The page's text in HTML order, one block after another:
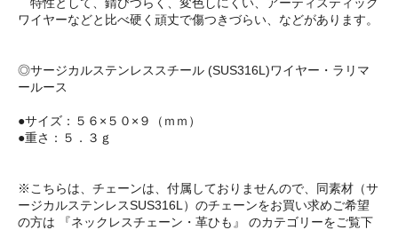
ワイヤーなどと比べ硬く頑丈で傷つきづらい、などがあります。
◎サージカルステンレススチール (SUS316L)ワイヤー・ラリマ
ールース
●サイズ：５６×５０×９（ｍｍ）
●重さ：５．３ｇ
※こちらは、チェーンは、付属しておりませんので、同素材（サ
ージカルステンレスSUS316L）のチェーンをお買い求めご希望
の方は 『ネックレスチェーン・革ひも』 のカテゴリーをご覧下